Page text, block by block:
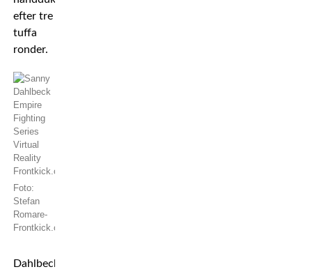
efter tre
tuffa
ronder.
Foto:
Stefan
Romare-
Frontkick.online
Dahlbeck